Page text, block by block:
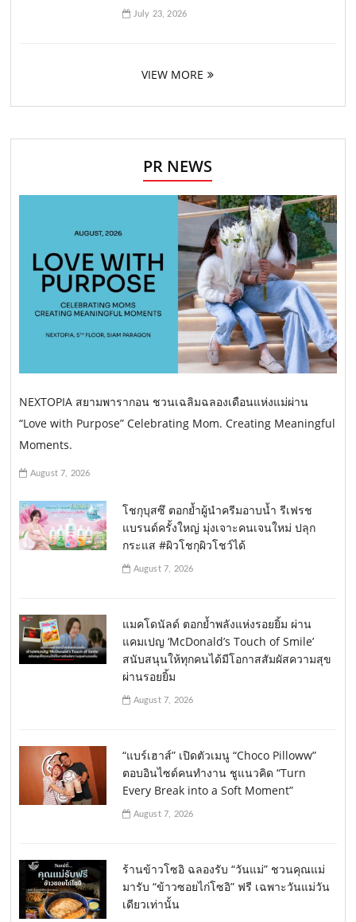
July 23, 2026
VIEW MORE
PR NEWS
NEXTOPIA สยามพารากอน ชวนเฉลิมฉลองเดือนแห่งแม่ผ่าน
“Love with Purpose” Celebrating Mom. Creating Meaningful
Moments.
August 7, 2026
โชกุบุสซึ ตอกย้ำผู้นำครีมอาบน้ำ รีเฟรช
แบรนด์ครั้งใหญ่ มุ่งเจาะคนเจนใหม่ ปลุก
กระแส #ผิวโชกุผิวโชว์ได้
August 7, 2026
แมคโดนัลด์ ตอกย้ำพลังแห่งรอยยิ้ม ผ่าน
แคมเปญ ‘McDonald’s Touch of Smile’
สนับสนุนให้ทุกคนได้มีโอกาสสัมผัสความสุข
ผ่านรอยยิ้ม
August 7, 2026
“แบร์เฮาส์” เปิดตัวเมนู “Choco Pilloww”
ตอบอินไซด์คนทำงาน ชูแนวคิด “Turn
Every Break into a Soft Moment”
August 7, 2026
ร้านข้าวโซอิ ฉลองรับ “วันแม่” ชวนคุณแม่
มารับ “ข้าวซอยไก่โซอิ” ฟรี เฉพาะวันแม่วัน
เดียวเท่านั้น